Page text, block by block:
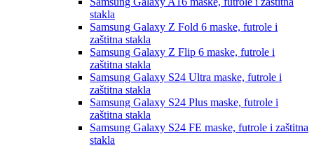
stakla
Samsung Galaxy Z Fold 6 maske, futrole i
zaštitna stakla
Samsung Galaxy Z Flip 6 maske, futrole i
zaštitna stakla
Samsung Galaxy S24 Ultra maske, futrole i
zaštitna stakla
Samsung Galaxy S24 Plus maske, futrole i
zaštitna stakla
Samsung Galaxy S24 FE maske, futrole i zaštitna
stakla